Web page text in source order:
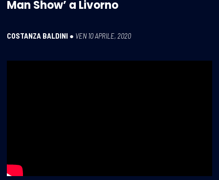
Man Show’ a Livorno
COSTANZA BALDINI ● VEN 10 APRILE, 2020